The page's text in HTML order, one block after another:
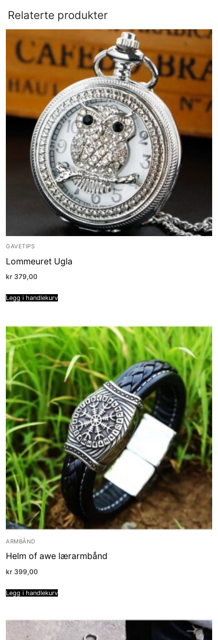
Relaterte produkter
GAVETIPS
Lommeuret Ugla
kr 379,00
Legg i handlekurv
ARMBÅND
Helm of awe lærarmbånd
kr 399,00
Legg i handlekurv